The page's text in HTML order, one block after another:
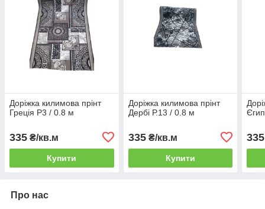
Доріжка килимова прінт
Греція Р3 / 0.8 м
335 ₴/кв.м
Купити
Доріжка килимова прінт
Дербі Р.13 / 0.8 м
335₴/кв.м
Купити
335
Про нас